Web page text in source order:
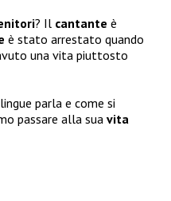
? Il cantante è
è stato arrestato quando
una vita piuttosto
parla e come si
passare alla sua vita